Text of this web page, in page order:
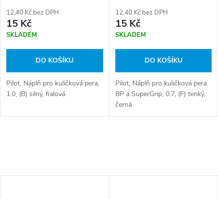
12,40 Kč bez DPH
15 Kč
SKLADEM
DO KOŠÍKU
Pilot, Náplň pro kuličková pera,
1.0, (B) silný, fialová
12,40 Kč bez DPH
15 Kč
SKLADEM
DO KOŠÍKU
Pilot, Náplň pro kuličková pera
BP a SuperGrip, 0.7, (F) tenký,
černá